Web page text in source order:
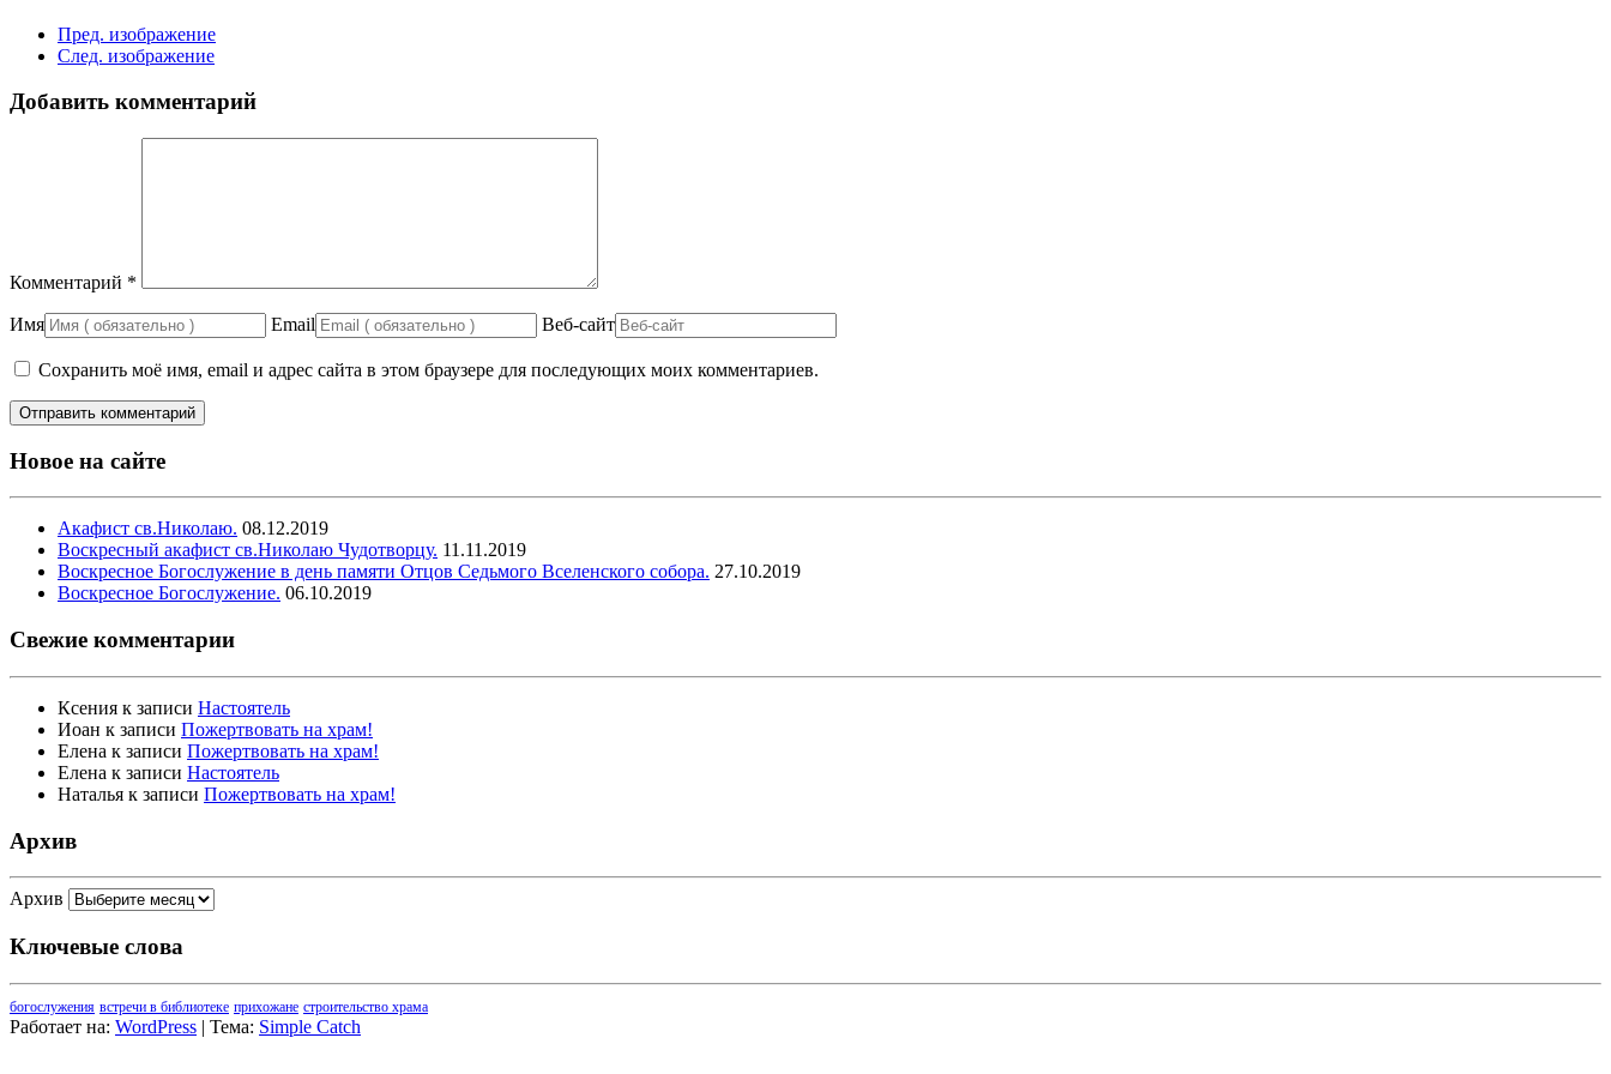
Пред. изображение
След. изображение
Добавить комментарий
Комментарий *
Имя Email Веб-сайт
Сохранить моё имя, email и адрес сайта в этом браузере для последующих моих комментариев.
Новое на сайте
Акафист св.Николаю. 08.12.2019
Воскресный акафист св.Николаю Чудотворцу. 11.11.2019
Воскресное Богослужение в день памяти Отцов Седьмого Вселенского собора. 27.10.2019
Воскресное Богослужение. 06.10.2019
Свежие комментарии
Ксения к записи Настоятель
Иоан к записи Пожертвовать на храм!
Елена к записи Пожертвовать на храм!
Елена к записи Настоятель
Наталья к записи Пожертвовать на храм!
Архив
Архив
Ключевые слова
богослужения встречи в библиотеке прихожане строительство храма
Работает на: WordPress | Тема: Simple Catch